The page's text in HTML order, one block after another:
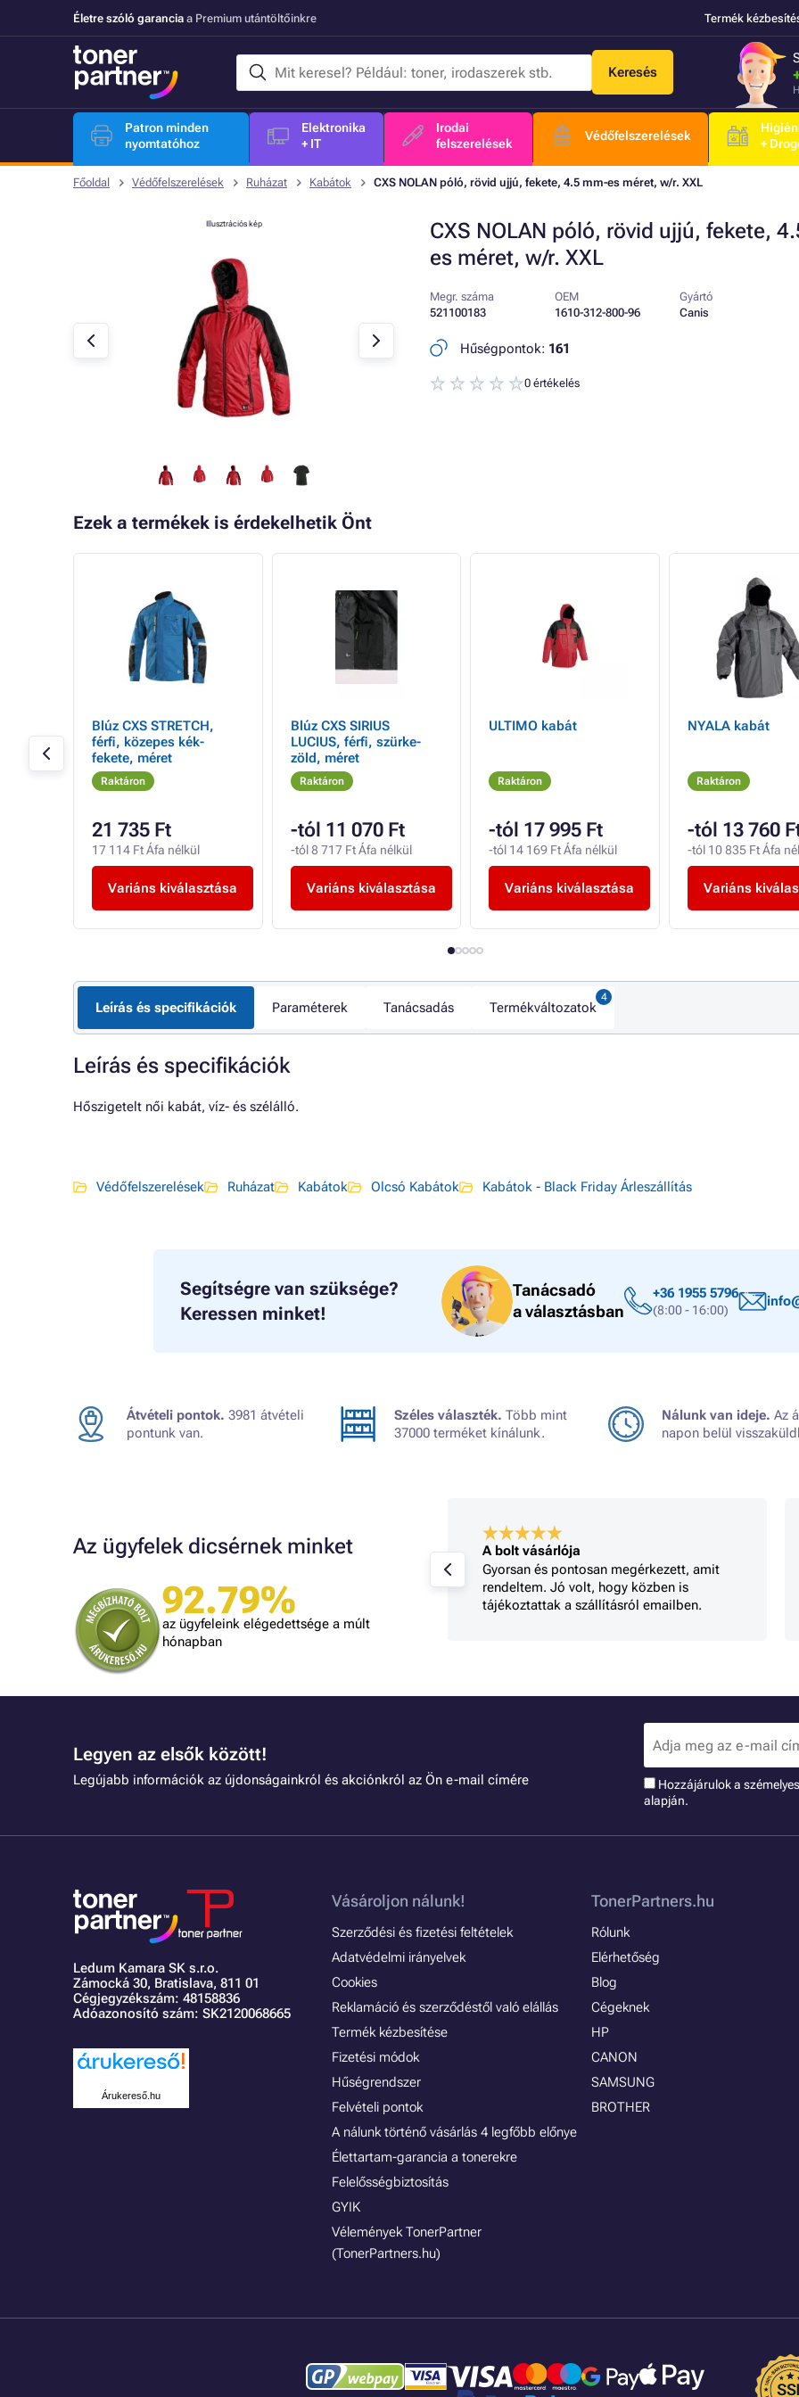
Életre szóló garancia a Premium utántöltőinkre Termék
Keresés
Patron minden
nyomtatóhoz
Elektronika
+ IT
Irodai
felszerelések
Védőfelszerelések
+
Főoldal Védőfelszerelések Ruházat Kabátok CXS NOLAN póló, rövid ujjú, fekete, 4.5 mm-es méret, w/r. XXL
CXS NOLAN póló, rövid ujjú, fekete,
es méret, w/r. XXL
Illusztrációs kép
Megr. száma
521100183
OEM
1610-312-800-96
Gyártó
Canis
Hűségpontok: 161
0 értékelés
Ezek a termékek is érdekelhetik Önt
Blúz CXS STRETCH,
férfi, közepes kék-
fekete, méret
Raktáron
21 735 Ft
17 114 Ft Áfa nélkül
Variáns kiválasztása
Blúz CXS SIRIUS
LUCIUS, férfi, szürke-
zöld, méret
Raktáron
-tól 11 070 Ft
-tól 8 717 Ft Áfa nélkül
Variáns kiválasztása
ULTIMO kabát
Raktáron
-tól 17 995 Ft
-tól 14 169 Ft Áfa nélkül
Variáns kiválasztása
NYALA kabát
Raktáron
-tól 13 760
-tól 10 835 Ft Áfa
Variáns
Leírás és specifikációk Paraméterek Tanácsadás Termékváltozatok
Leírás és specifikációk
Hőszigetelt női kabát, víz- és szélálló.
Védőfelszerelések Ruházat Kabátok Olcsó Kabátok Kabátok - Black Friday Árleszállítás
Segítségre van szüksége?
Keressen minket!
Tanácsadó
a választásban
+36 1955 5796
(8:00 - 16:00)
Átvételi pontok. 3981 átvételi
pontunk van.
Széles választék. Több mint
37000 terméket kínálunk.
Nálunk van ideje. Az
napon belül
Az ügyfelek dicsérnek minket
92.79%
az ügyfeleink elégedettsége a múlt
hónapban
Judit
mindennel meg vagyok elégedve!
A bolt vásárlója
Gyorsan és pontosan megérkezett, amit
rendeltem. Jó volt, hogy közben is
tájékoztattak a szállításról emailben.
Legyen az elsők között!
Legújabb információk az újdonságainkról és akciónkról az Ön e-mail címére Hozzájárulok a
alapján.
Ledum Kamara SK s.r.o.
Zámocká 30, Bratislava, 811 01
Cégjegyzékszám: 48158836
Adóazonosító szám: SK2120068665
Árukereső.hu
Vásároljon nálunk!
Szerződési és fizetési feltételek
Adatvédelmi irányelvek
Cookies
Reklamáció és szerződéstől való elállás
Termék kézbesítése
Fizetési módok
Hűségrendszer
Felvételi pontok
A nálunk történő vásárlás 4 legfőbb előnye
Élettartam-garancia a tonerekre
Felelősségbiztosítás
GYIK
Vélemények TonerPartner
(TonerPartners.hu)
TonerPartners.hu
Rólunk
Elérhetőség
Blog
Cégeknek
HP
CANON
SAMSUNG
BROTHER